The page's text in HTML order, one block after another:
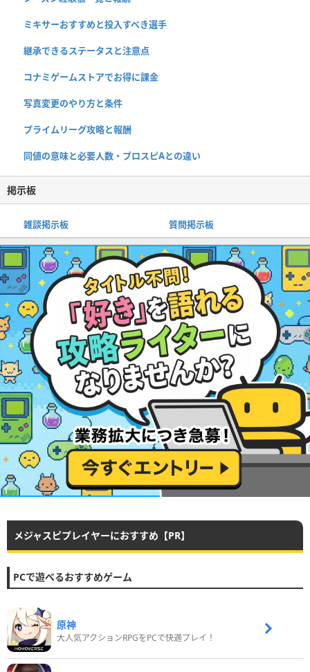
ミキサーおすすめと投入すべき選手
継承できるステータスと注意点
コナミゲームストアでお得に課金
写真変更のやり方と条件
プライムリーグ攻略と報酬
同値の意味と必要人数・プロスピAとの違い
掲示板
雑談掲示板 質問掲示板
メジャスピプレイヤーにおすすめ【PR】
PCで遊べるおすすめゲーム
原神
大人気アクションRPGをPCで快適プレイ！